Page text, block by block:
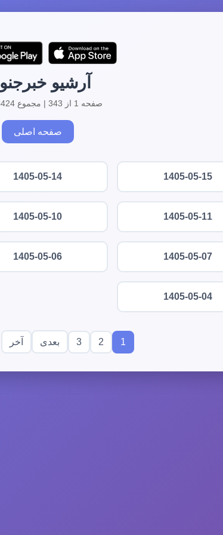
آرشیو
صفحه 1 از 343 | مجموع 3424 آرشیو
صفحه اصلی
1405-05-15
1405-05-14
1405-05-11
1405-05-10
1405-05-07
1405-05-06
1405-05-04
1
2
3 بعدی آخر